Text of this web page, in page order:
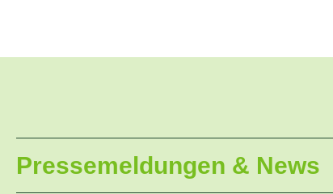
Pressemeldungen & News